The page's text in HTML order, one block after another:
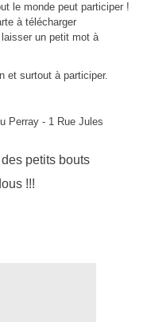
le monde peut participer !
à télécharger
un petit mot à
et surtout à participer.
Perray - 1 Rue Jules
petits bouts
!!!